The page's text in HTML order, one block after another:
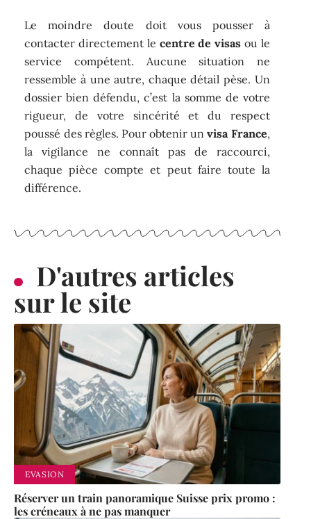
Le moindre doute doit vous pousser à
contacter directement le centre de visas ou le
service compétent. Aucune situation ne
ressemble à une autre, chaque détail pèse. Un
dossier bien défendu, c’est la somme de votre
rigueur, de votre sincérité et du respect
poussé des règles. Pour obtenir unvisa France,
la vigilance ne connaît pas de raccourci,
chaque pièce compte et peut faire toute la
différence.
D'autres articles
sur le site
EVASION
Réserver un train panoramique Suisse prix promo :
les créneaux à ne pas manquer